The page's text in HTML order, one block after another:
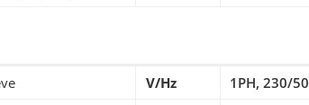
V/Hz
1PH, 230/50